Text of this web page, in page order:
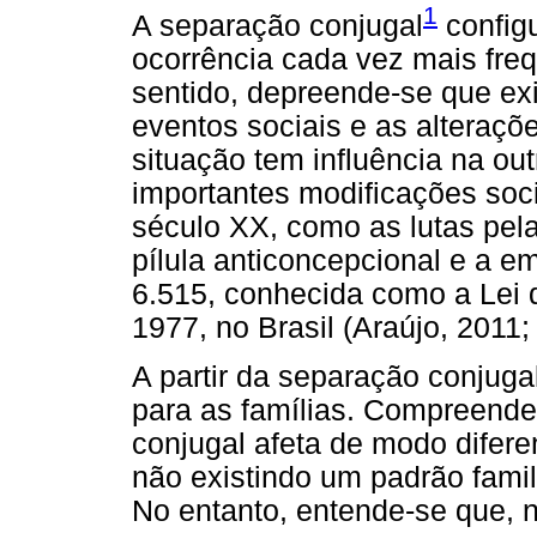
A separação conjugal1
ocorrência cada vez mais
sentido, depreende-se que
eventos sociais e as
situação tem influência na
importantes modificações
século XX, como as lutas
pílula anticoncepcional e a
6.515, conhecida como a Lei
1977, no Brasil (Araújo,
A partir da separação
para as famílias.
conjugal afeta de modo
não existindo um padrão
No entanto, entende-se que,